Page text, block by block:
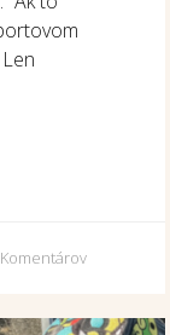
Komentárov